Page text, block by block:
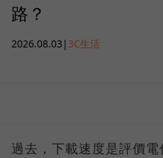
路？
2026.08.03 | 3C生活
過去，下載速度是評價